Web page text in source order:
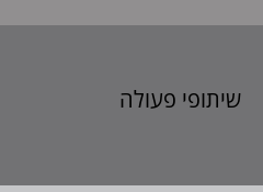
שיתופי פעולה